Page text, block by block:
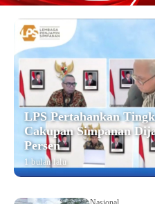
LPS Pertahankan
Cakupan Simpanan
Persen
1 bulan lalu